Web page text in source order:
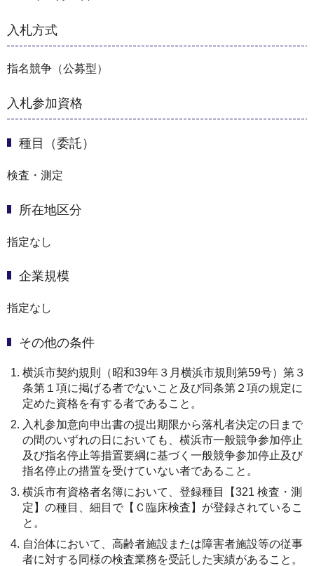
入札方式
指名競争（公募型）
入札参加資格
種目（委託）
検査・測定
所在地区分
指定なし
企業規模
指定なし
その他の条件
横浜市契約規則（昭和39年３月横浜市規則第59号）第３
条第１項に掲げる者でないこと及び同条第２項の規定に
定めた資格を有する者であること。
入札参加意向申出書の提出期限から落札者決定の日まで
の間のいずれの日においても、横浜市一般競争参加停止
及び指名停止等措置要綱に基づく一般競争参加停止及び
指名停止の措置を受けていない者であること。
横浜市有資格者名簿において、登録種目【321 検査・測
定】の種目、細目で【Ｃ臨床検査】が登録されているこ
と。
自治体において、高齢者施設または障害者施設等の従事
者に対する同様の検査業務を受託した実績があること。